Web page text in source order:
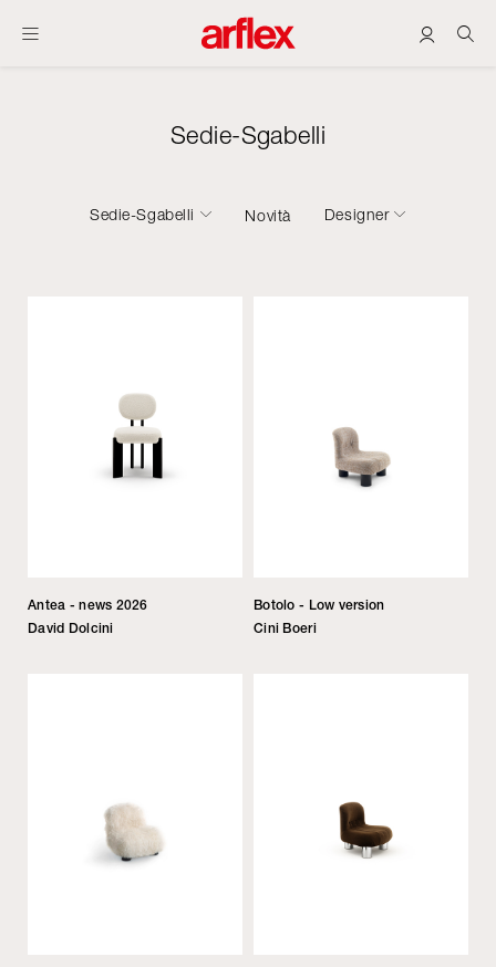
Sedie-Sgabelli
Sedie-Sgabelli Novità Designer
Antea - news 2026
David Dolcini
Botolo - Low version
Cini Boeri